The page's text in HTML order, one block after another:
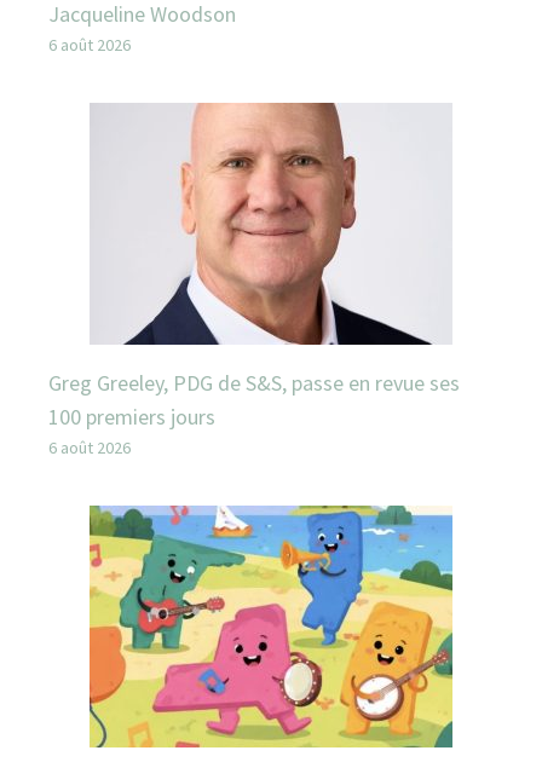
Jacqueline Woodson
6 août 2026
Greg Greeley, PDG de S&S, passe en revue ses
100 premiers jours
6 août 2026